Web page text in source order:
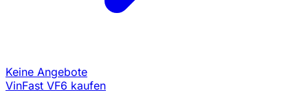
Keine Angebote
VinFast VF6 kaufen